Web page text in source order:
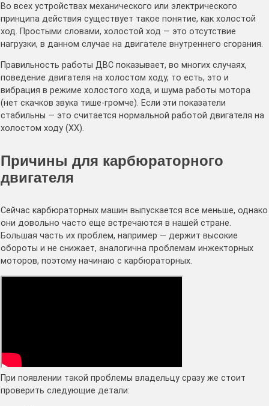
Во всех устройствах механического или электрического
принципа действия существует такое понятие, как холостой
ход. Простыми словами, холостой ход — это отсутствие
нагрузки, в данном случае на двигателе внутреннего сгорания.
Правильность работы ДВС показывает, во многих случаях,
поведение двигателя на холостом ходу, то есть, это и
вибрация в режиме холостого хода, и шума работы мотора
(нет скачков звука тише-громче). Если эти показатели
стабильны — это считается нормальной работой двигателя на
холостом ходу (ХХ).
Причины для карбюраторного
двигателя
Сейчас карбюраторных машин выпускается все меньше, однако
они довольно часто еще встречаются в нашей стране.
Большая часть их проблем, например — держит высокие
обороты и не снижает, аналогична проблемам инжекторных
моторов, поэтому начинаю с карбюраторных.
При появлении такой проблемы владельцу сразу же стоит
проверить следующие детали: